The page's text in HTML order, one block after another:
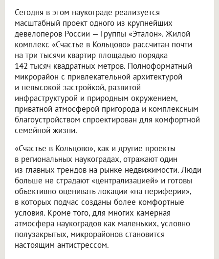
Сегодня в этом наукограде реализуется
масштабный проект одного из крупнейших
девелоперов России — Группы «Эталон». Жилой
комплекс «Счастье в Кольцово» рассчитан почти
на три тысячи квартир площадью порядка
142 тысяч квадратных метров. Полноформатный
микрорайон с привлекательной архитектурой
и невысокой застройкой, развитой
инфраструктурой и природным окружением,
приватной атмосферой пригорода и комплексным
благоустройством спроектирован для комфортной
семейной жизни.
«Счастье в Кольцово», как и другие проекты
в региональных наукоградах, отражают один
из главных трендов на рынке недвижимости. Люди
больше не страдают «централизацией» и готовы
объективно оценивать локации «на периферии»,
в которых подчас созданы более комфортные
условия. Кроме того, для многих камерная
атмосфера наукоградов как маленьких, условно
полузакрытых, микрорайонов становится
настоящим антистрессом.